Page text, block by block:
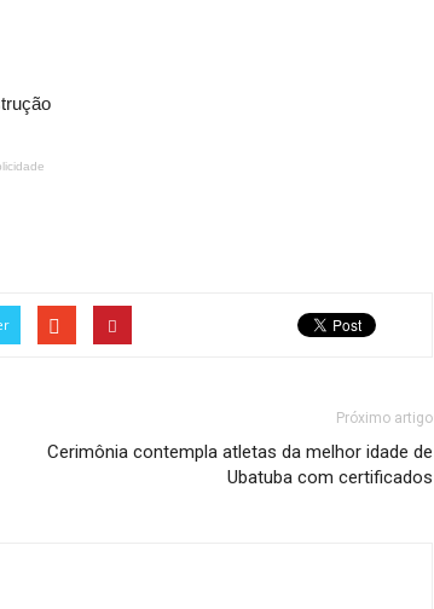
Próximo artigo
Cerimônia contempla atletas da melhor idade de
Ubatuba com certificados